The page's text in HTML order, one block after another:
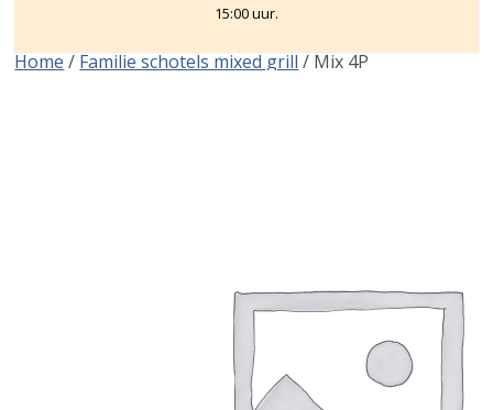
15:00 uur.
Home / Familie schotels mixed grill / Mix 4P